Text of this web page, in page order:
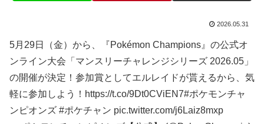
2026.05.31
5月29日（金）から、『Pokémon Champions』の公式オ
ンライン大会「マンスリーチャレンジシリーズ 2026.05」
の開催が決定！参加賞としてエルレイドが貰えるから、気
軽に参加しよう！https://t.co/9Dt0CViEN7#ポケモンチャ
ンピオンズ #ポケチャン pic.twitter.com/j6Laiz8mxp